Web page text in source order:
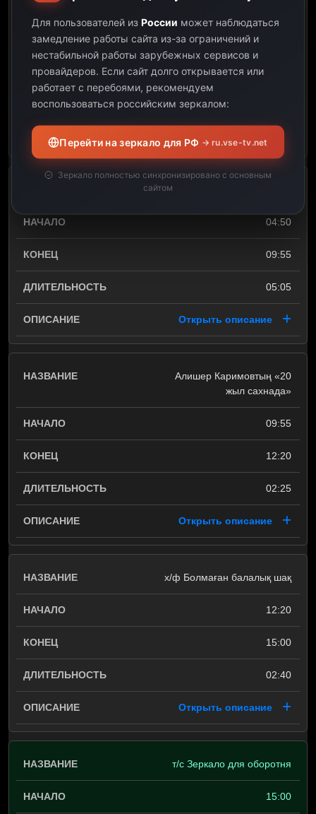
Поле чудес
04:50
09:55
05:05
Открыть описание
Алишер Каримовтың «20
жыл сахнада»
09:55
12:20
02:25
Открыть описание
х/ф Болмаған балалық шақ
12:20
15:00
02:40
Открыть описание
т/с Зеркало для оборотня
15:00
Для пользователей из России может наблюдаться
замедление работы сайта из-за ограничений и
нестабильной работы зарубежных сервисов и
провайдеров. Если сайт долго открывается или
работает с перебоями, рекомендуем
воспользоваться российским зеркалом:
Перейти на зеркало для РФ → ru.vse-tv.net
Зеркало полностью синхронизировано с основным
сайтом